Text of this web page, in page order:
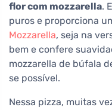
flor com mozzarella.
puros e proporciona
Mozzarella, seja na
bem e confere
mozzarella de búfala
se possível.
Nessa pizza, muitas